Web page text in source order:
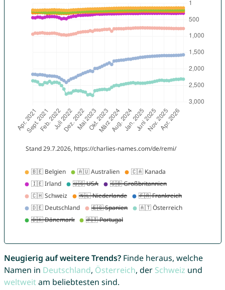
Neugierig auf weitere Trends?Finde heraus, welche
Namen in Deutschland, Österreich, der Schweiz und
weltweitam beliebtesten sind.